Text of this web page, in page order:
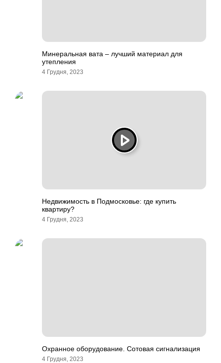
Минеральная вата – лучший материал для
утепления
4 Грудня, 2023
Недвижимость в Подмосковье: где купить
квартиру?
4 Грудня, 2023
Охранное оборудование. Сотовая сигнализация
4 Грудня, 2023